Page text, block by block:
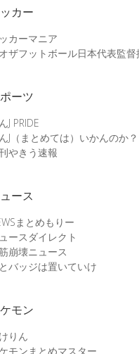
カー
カーマニア
ザフットボール日本代表監
ーツ
J PRIDE
J（まとめては）いかんのか？
やきう速報
ース
まとめもりー
ースダイレクト
崩壊ニュース
バッジは置いていけ
モン
りん
モンまとめマスター